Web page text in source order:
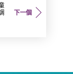
下一個